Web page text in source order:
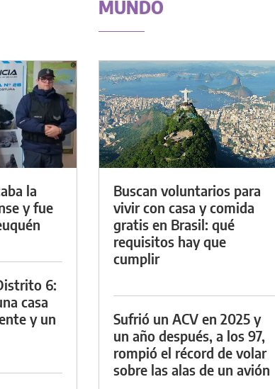
la
y fue
6:
casa
y un
MUNDO
Buscan voluntarios para
vivir con casa y comida
gratis en Brasil: qué
requisitos hay que
cumplir
Sufrió un ACV en 2025 y
un año después, a los 97,
rompió el récord de volar
sobre las alas de un avión